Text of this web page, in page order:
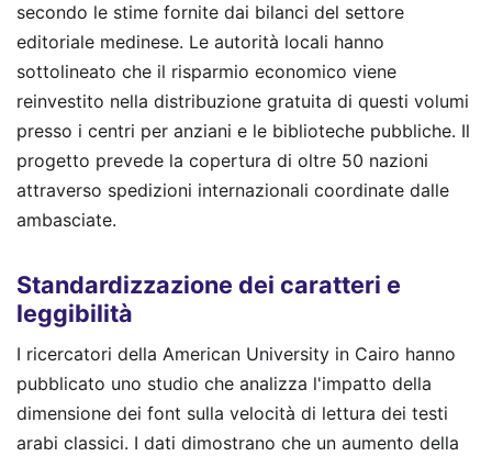
secondo le stime fornite dai bilanci del settore
editoriale medinese. Le autorità locali hanno
sottolineato che il risparmio economico viene
reinvestito nella distribuzione gratuita di questi volumi
presso i centri per anziani e le biblioteche pubbliche. Il
progetto prevede la copertura di oltre 50 nazioni
attraverso spedizioni internazionali coordinate dalle
ambasciate.
Standardizzazione dei caratteri e
leggibilità
I ricercatori della American University in Cairo hanno
pubblicato uno studio che analizza l'impatto della
dimensione dei font sulla velocità di lettura dei testi
arabi classici. I dati dimostrano che un aumento della